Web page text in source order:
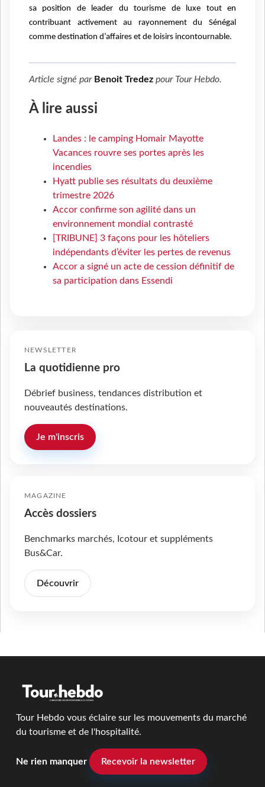
sa position de leader du tourisme de luxe tout en
contribuant activement au rayonnement du Sénégal
comme destination d’affaires et de loisirs incontournable.
Article signé par Benoit Tredez pour Tour Hebdo.
À lire aussi
Landes : le camping Homair Mayotte
Vacances rouvre ses portes après les
incendies
Hyatt publie ses résultats du deuxième
trimestre 2026
Accor confirme son agilité dans un
environnement mondial contrasté
[TRIBUNE] 3 façons pour les hôteliers
indépendants d’éviter les pertes de revenus
Accor a signé un acte de cession définitif de
sa participation dans Essendi
NEWSLETTER
La quotidienne pro
Débrief business, tendances distribution et
nouveautés destinations.
Je m'inscris
MAGAZINE
Accès dossiers
Benchmarks marchés, Icotour et suppléments
Bus&Car.
Découvrir
Tour Hebdo vous éclaire sur les mouvements du marché
du tourisme et de l'hospitalité.
Ne rien manquer Recevoir la newsletter